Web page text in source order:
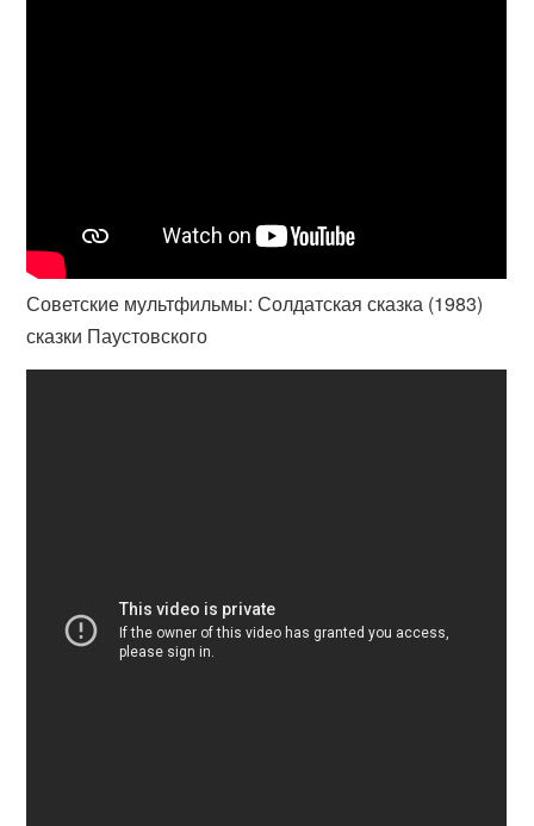
Советские мультфильмы: Солдатская сказка (1983)
сказки Паустовского